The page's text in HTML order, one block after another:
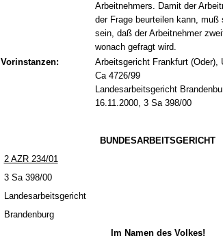
Arbeitnehmers. Damit der
der Frage beurteilen kann,
sein, daß der Arbeitnehmer
wonach gefragt wird.
Vorinstanzen:
Arbeitsgericht Frankfurt (Oder),
Ca 4726/99
Landesarbeitsgericht
16.11.2000, 3 Sa 398/00
BUN­DES­AR­BEITS­GERICHT
2 AZR 234/01
3 Sa 398/00
Lan­des­ar­beits­ge­richt
Bran­den­burg
Im Na­men des Vol­kes!